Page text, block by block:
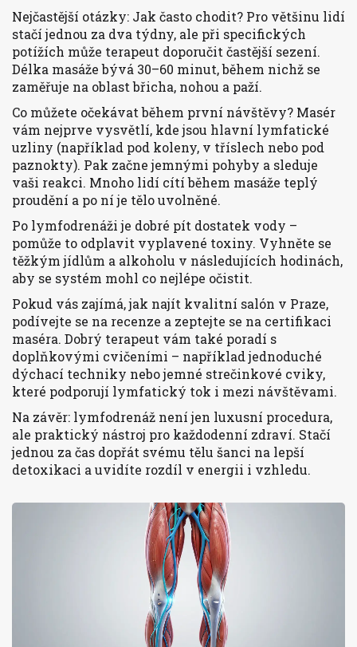
Nejčastější otázky: Jak často chodit? Pro většinu lidí
stačí jednou za dva týdny, ale při specifických
potížích může terapeut doporučit častější sezení.
Délka masáže bývá 30–60 minut, během nichž se
zaměřuje na oblast břicha, nohou a paží.
Co můžete očekávat během první návštěvy? Masér
vám nejprve vysvětlí, kde jsou hlavní lymfatické
uzliny (například pod koleny, v tříslech nebo pod
paznokty). Pak začne jemnými pohyby a sleduje
vaši reakci. Mnoho lidí cítí během masáže teplý
proudění a po ní je tělo uvolněné.
Po lymfodrenáži je dobré pít dostatek vody –
pomůže to odplavit vyplavené toxiny. Vyhněte se
těžkým jídlům a alkoholu v následujících hodinách,
aby se systém mohl co nejlépe očistit.
Pokud vás zajímá, jak najít kvalitní salón v Praze,
podívejte se na recenze a zeptejte se na certifikaci
maséra. Dobrý terapeut vám také poradí s
doplňkovými cvičeními – například jednoduché
dýchací techniky nebo jemné strečinkové cviky,
které podporují lymfatický tok i mezi návštěvami.
Na závěr: lymfodrenáž není jen luxusní procedura,
ale praktický nástroj pro každodenní zdraví. Stačí
jednou za čas dopřát svému tělu šanci na lepší
detoxikaci a uvidíte rozdíl v energii i vzhledu.